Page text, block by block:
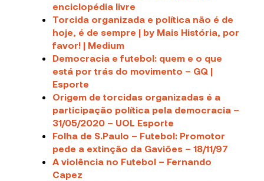
enciclopédia livre
Torcida organizada e política não é de
hoje, é de sempre | by Mais História, por
favor! | Medium
Democracia e futebol: quem e o que
está por trás do movimento – GQ |
Esporte
Origem de torcidas organizadas é a
participação política pela democracia –
31/05/2020 – UOL Esporte
Folha de S.Paulo – Futebol: Promotor
pede a extinção da Gaviões – 18/11/97
A violência no Futebol – Fernando
Capez